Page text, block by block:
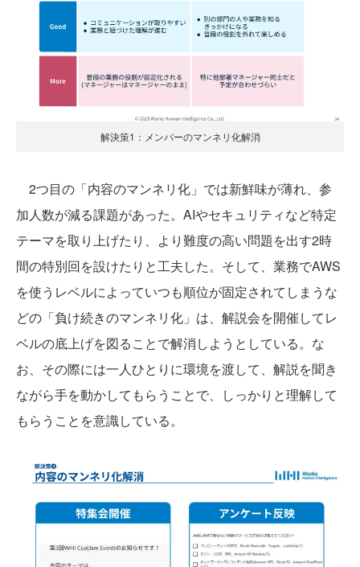
解決策1：メンバーのマンネリ化解消
2つ目の「内容のマンネリ化」では新鮮味が薄れ、参
加人数が減る課題があった。AIやセキュリティなど特定
テーマを取り上げたり、より難度の高い問題を出す2時
間の特別回を設けたりと工夫した。そして、業務でAWS
を使うレベルによっていつも順位が固定されてしまうな
どの「負け続きのマンネリ化」は、解説会を開催してレ
ベルの底上げを図ることで解消しようとしている。な
お、その際には一人ひとりに環境を渡して、解説を聞き
ながら手を動かしてもらうことで、しっかりと理解して
もらうことを意識している。